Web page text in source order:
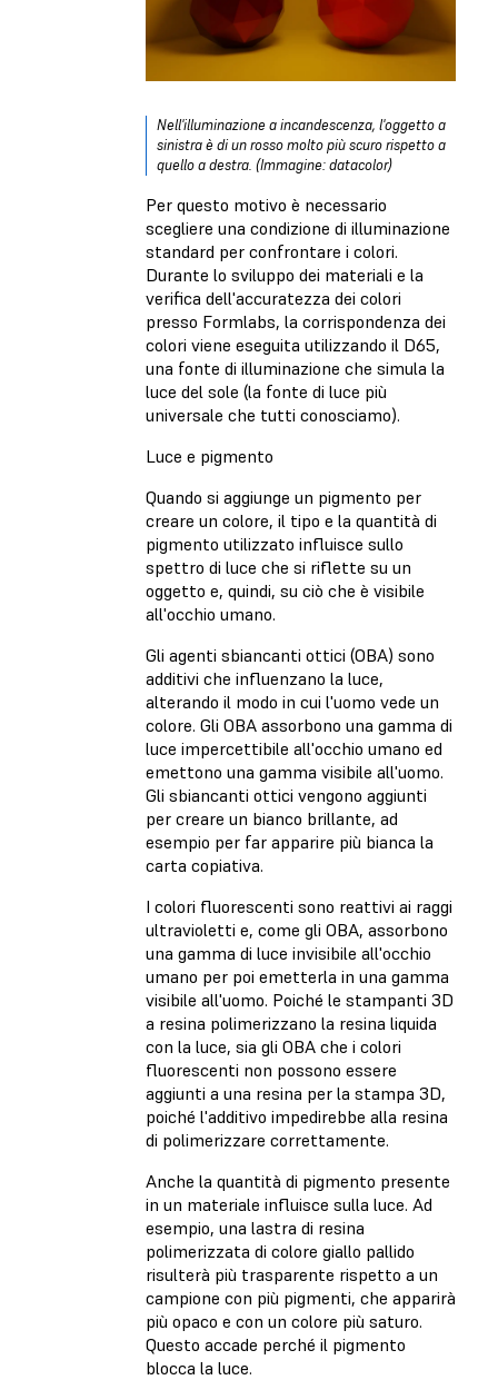
Nell'illuminazione a incandescenza, l'oggetto a
sinistra è di un rosso molto più scuro rispetto a
quello a destra. (Immagine: datacolor)
Per questo motivo è necessario
scegliere una condizione di illuminazione
standard per confrontare i colori.
Durante lo sviluppo dei materiali e la
verifica dell'accuratezza dei colori
presso Formlabs, la corrispondenza dei
colori viene eseguita utilizzando il D65,
una fonte di illuminazione che simula la
luce del sole (la fonte di luce più
universale che tutti conosciamo).
Luce e pigmento
Quando si aggiunge un pigmento per
creare un colore, il tipo e la quantità di
pigmento utilizzato influisce sullo
spettro di luce che si riflette su un
oggetto e, quindi, su ciò che è visibile
all'occhio umano.
Gli agenti sbiancanti ottici (OBA) sono
additivi che influenzano la luce,
alterando il modo in cui l'uomo vede un
colore. Gli OBA assorbono una gamma di
luce impercettibile all'occhio umano ed
emettono una gamma visibile all'uomo.
Gli sbiancanti ottici vengono aggiunti
per creare un bianco brillante, ad
esempio per far apparire più bianca la
carta copiativa.
I colori fluorescenti sono reattivi ai raggi
ultravioletti e, come gli OBA, assorbono
una gamma di luce invisibile all'occhio
umano per poi emetterla in una gamma
visibile all'uomo. Poiché le stampanti 3D
a resina polimerizzano la resina liquida
con la luce, sia gli OBA che i colori
fluorescenti non possono essere
aggiunti a una resina per la stampa 3D,
poiché l'additivo impedirebbe alla resina
di polimerizzare correttamente.
Anche la quantità di pigmento presente
in un materiale influisce sulla luce. Ad
esempio, una lastra di resina
polimerizzata di colore giallo pallido
risulterà più trasparente rispetto a un
campione con più pigmenti, che apparirà
più opaco e con un colore più saturo.
Questo accade perché il pigmento
blocca la luce.